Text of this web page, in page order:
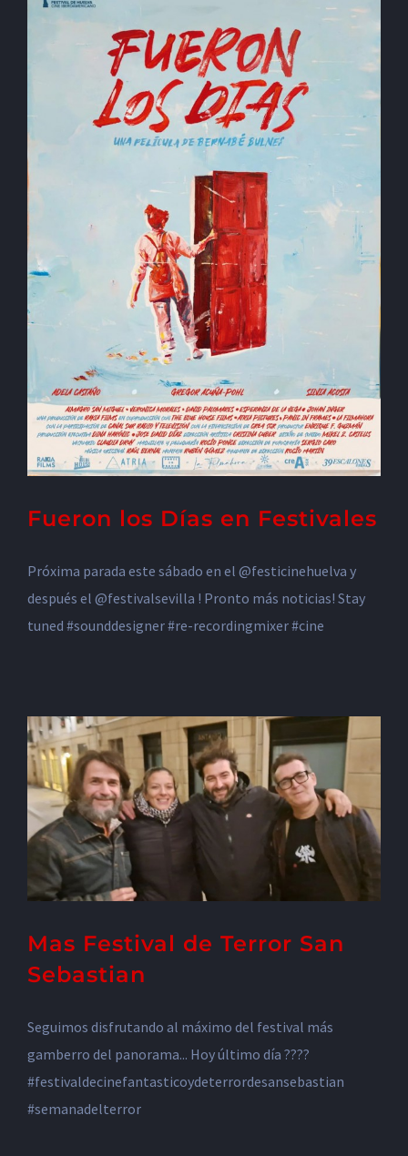
Fueron los Días en
Festivales
Fueron los Días en Festivales
Próxima parada este sábado en el @festicinehuelva y
después el @festivalsevilla ! Pronto más noticias! Stay
tuned #sounddesigner #re-recordingmixer #cine
Mas Festival de Terror San
Mas Festival de Terror San
Sebastian
Seguimos disfrutando al máximo del festival más
gamberro del panorama... Hoy último día ????
#festivaldecinefantasticoydeterrordesansebastian
#semanadelterror